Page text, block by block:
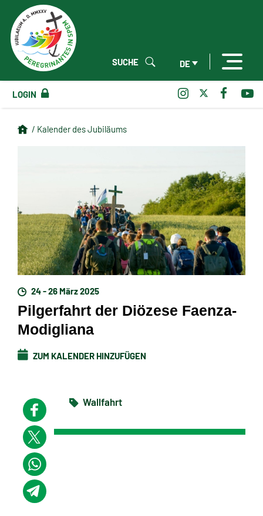
DE
SUCHE
LOGIN
/ Kalender des Jubiläums
24 - 26 März 2025
Pilgerfahrt der Diözese Faenza-
Modigliana
ZUM KALENDER HINZUFÜGEN
Wallfahrt